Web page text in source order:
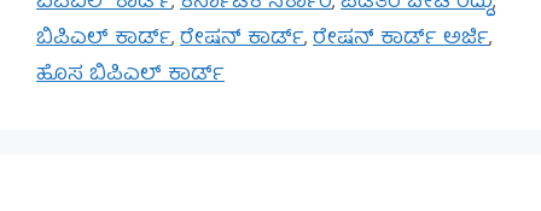
ಬಿಪಿಎಲ್ ಕಾರ್ಡ್,ರೇಷನ್ ಕಾರ್ಡ್,ರೇಷನ್ ಕಾರ್ಡ್ ಅರ್ಜಿ,
ಹೊಸ ಬಿಪಿಎಲ್ ಕಾರ್ಡ್